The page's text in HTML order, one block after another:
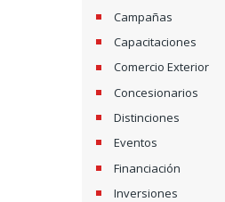
Campañas
Capacitaciones
Comercio Exterior
Concesionarios
Distinciones
Eventos
Financiación
Inversiones